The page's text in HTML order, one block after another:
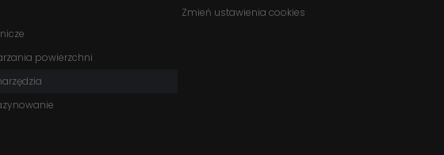
powierzchni
Zmień ustawienia cookies
przejścia na nią.